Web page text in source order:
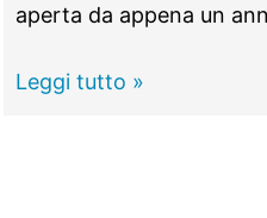
aperta da appena un
FONTE
Leggi tutto »